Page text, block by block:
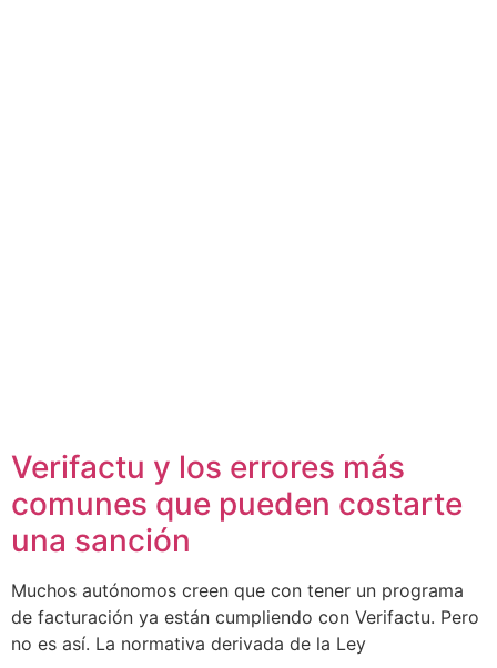
Verifactu y los errores más
comunes que pueden costarte
una sanción
Muchos autónomos creen que con tener un programa
de facturación ya están cumpliendo con Verifactu. Pero
no es así. La normativa derivada de la Ley